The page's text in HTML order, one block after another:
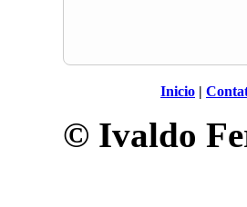
Inicio |
© Ivaldo